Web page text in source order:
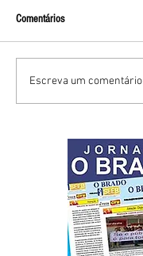
Comentários
Escreva um comentário